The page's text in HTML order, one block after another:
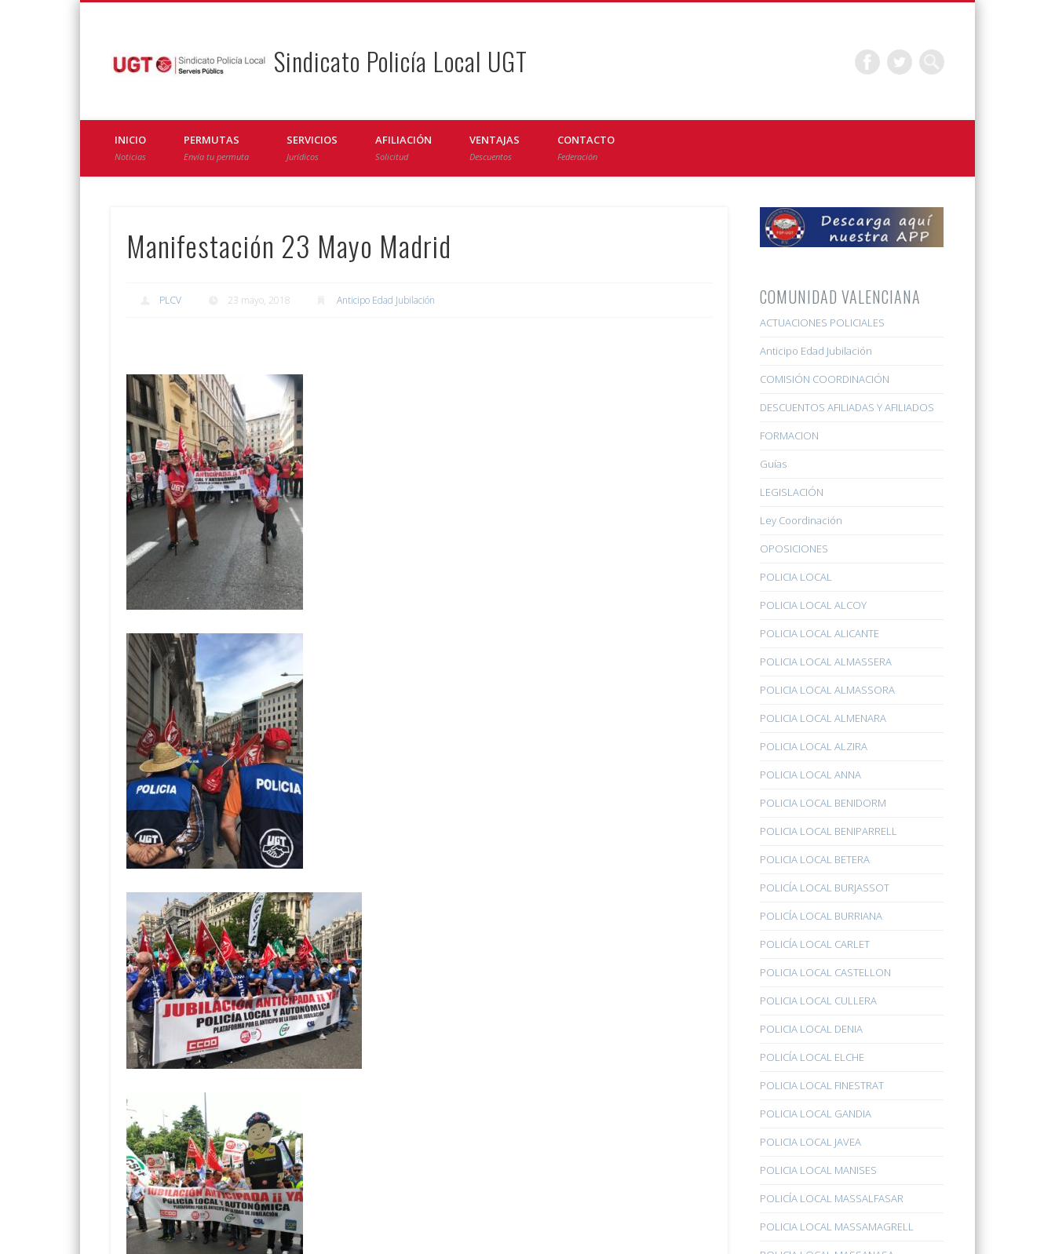
Sindicato Policía Local UGT
FacebookTwitter
INICIO
Noticias
PERMUTAS
Envía tu permuta
SERVICIOS
Jurídicos
AFILIACIÓN
Solicitud
VENTAJAS
Descuentos
CONTACTO
Federación
Manifestación 23 Mayo Madrid
PLCV 23 mayo, 2018 Anticipo Edad Jubilación COMUNIDAD VALENCIANA
ACTUACIONES POLICIALES
Anticipo Edad Jubilación
COMISIÓN COORDINACIÓN
DESCUENTOS AFILIADAS Y AFILIADOS
FORMACION
Guías
LEGISLACIÓN
Ley Coordinación
OPOSICIONES
POLICIA LOCAL
POLICIA LOCAL ALCOY
POLICIA LOCAL ALICANTE
POLICIA LOCAL ALMASSERA
POLICIA LOCAL ALMASSORA
POLICIA LOCAL ALMENARA
POLICIA LOCAL ALZIRA
POLICIA LOCAL ANNA
POLICIA LOCAL BENIDORM
POLICIA LOCAL BENIPARRELL
POLICIA LOCAL BETERA
POLICÍA LOCAL BURJASSOT
POLICÍA LOCAL BURRIANA
POLICÍA LOCAL CARLET
POLICIA LOCAL CASTELLON
POLICIA LOCAL CULLERA
POLICIA LOCAL DENIA
POLICÍA LOCAL ELCHE
POLICIA LOCAL FINESTRAT
POLICIA LOCAL GANDIA
POLICIA LOCAL JAVEA
POLICIA LOCAL MANISES
POLICÍA LOCAL MASSALFASAR
POLICIA LOCAL MASSAMAGRELL